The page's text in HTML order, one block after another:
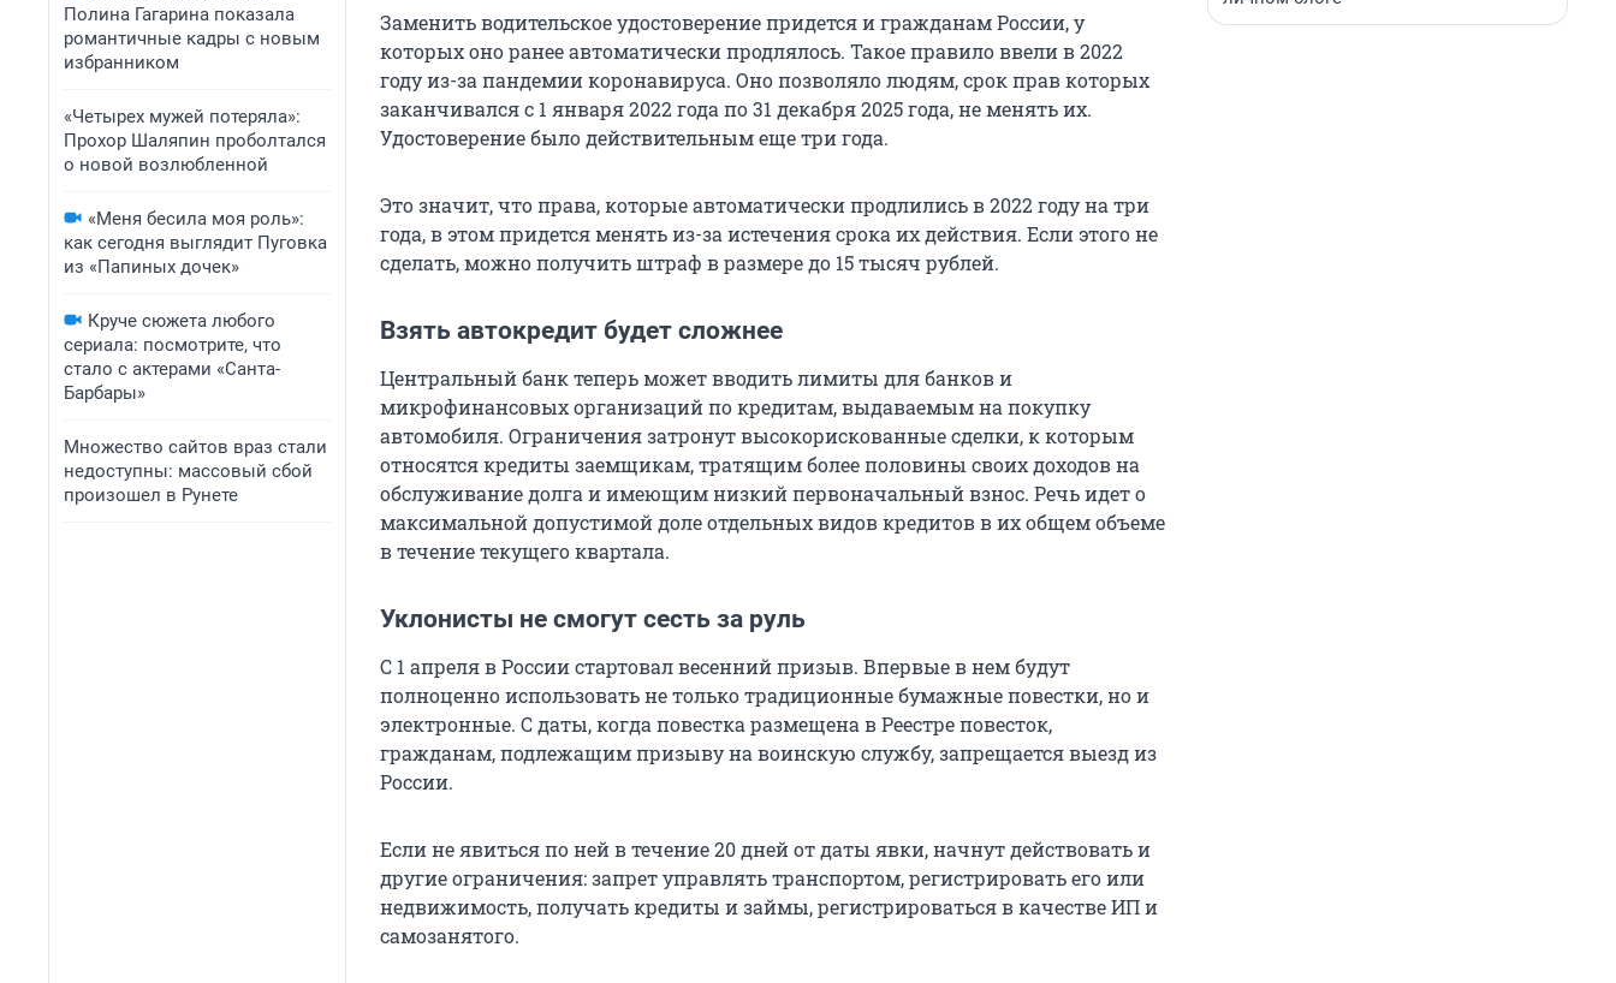
Полина Гагарина показала
романтичные кадры с новым
избранником
«Четырех мужей потеряла»:
Прохор Шаляпин проболтался
о новой возлюбленной
«Меня бесила моя роль»:
как сегодня выглядит Пуговка
из «Папиных дочек»
Круче сюжета любого
сериала: посмотрите, что
стало с актерами «Санта-
Барбары»
Множество сайтов враз стали
недоступны: массовый сбой
произошел в Рунете
Заменить водительское удостоверение придется и гражданам России, у
которых оно ранее автоматически продлялось. Такое правило ввели в 2022
году из-за пандемии коронавируса. Оно позволяло людям, срок прав которых
заканчивался с 1 января 2022 года по 31 декабря 2025 года, не менять их.
Удостоверение было действительным еще три года.
Это значит, что права, которые автоматически продлились в 2022 году на три
года, в этом придется менять из-за истечения срока их действия. Если этого не
сделать, можно получить штраф в размере до 15 тысяч рублей.
Взять автокредит будет сложнее
Центральный банк теперь может вводить лимиты для банков и
микрофинансовых организаций по кредитам, выдаваемым на покупку
автомобиля. Ограничения затронут высокорискованные сделки, к которым
относятся кредиты заемщикам, тратящим более половины своих доходов на
обслуживание долга и имеющим низкий первоначальный взнос. Речь идет о
максимальной допустимой доле отдельных видов кредитов в их общем объеме
в течение текущего квартала.
Уклонисты не смогут сесть за руль
С 1 апреля в России стартовал весенний призыв. Впервые в нем будут
полноценно использовать не только традиционные бумажные повестки, но и
электронные. С даты, когда повестка размещена в Реестре повесток,
гражданам, подлежащим призыву на воинскую службу, запрещается выезд из
России.
Если не явиться по ней в течение 20 дней от даты явки, начнут действовать и
другие ограничения: запрет управлять транспортом, регистрировать его или
недвижимость, получать кредиты и займы, регистрироваться в качестве ИП и
самозанятого.